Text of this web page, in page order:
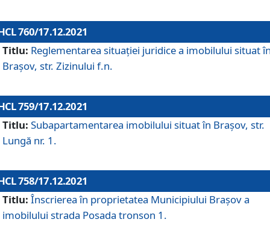
760/17.12.2021
Titlu: Reglementarea situației juridice a imobilului situat
Brașov, str. Zizinului f.n.
759/17.12.2021
Titlu: Subapartamentarea imobilului situat în Brașov, str.
Lungă nr. 1.
758/17.12.2021
Titlu: Înscrierea în proprietatea Municipiului Brașov a
imobilului strada Posada tronson 1.